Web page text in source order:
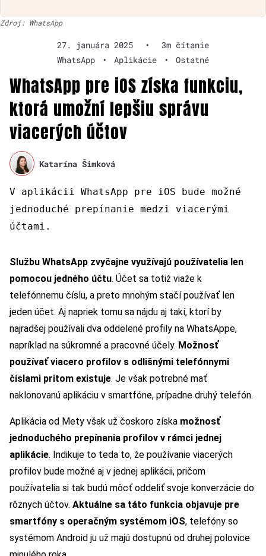
Zdroj: WhatsApp
27. januára 2025 •
3m čítanie
WhatsApp
• Aplikácie • Ostatné
WhatsApp pre iOS získa funkciu,
ktorá umožní lepšiu správu
viacerých účtov
Katarína Šimková
V aplikácii WhatsApp pre iOS bude možné
jednoduché prepínanie medzi viacerými
účtami.
Službu WhatsApp zvyčajne využívajú používatelia len
pomocou jedného účtu. Účet sa totiž viaže k
telefónnemu číslu, a preto mnohým stačí používať len
jeden účet. Aj napriek tomu sa nájdu aj takí, ktorí by
najradšej používali dva oddelené profily na WhatsAppe,
napríklad na súkromné a pracovné účely. Možnosť
používať viacero profilov s odlišnými telefónnymi
číslami pritom existuje. Je však potrebné mať
naklonovanú aplikáciu v smartfóne, prípadne druhý telefón.
Aplikácia od Mety však už čoskoro získa možnosť
jednoduchého prepínania profilov v rámci jednej
aplikácie. Indikuje to teda to, že používanie viacerých
profilov bude možné aj v jednej aplikácii, pričom
používatelia si tak budú môcť oddeliť svoje konverzácie do
rôznych účtov. Aktuálne sa táto funkcia objavuje pre
smartfóny s operačným systémom iOS, telefóny so
systémom Android ju už majú dostupnú od druhej polovice